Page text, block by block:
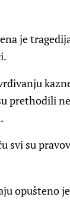
je
prethodili
svi su
opušteno